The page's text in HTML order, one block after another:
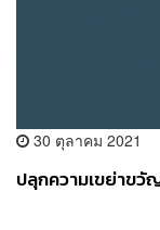
30 ตุลาคม 2021
ปลุกความเขย่าขวั